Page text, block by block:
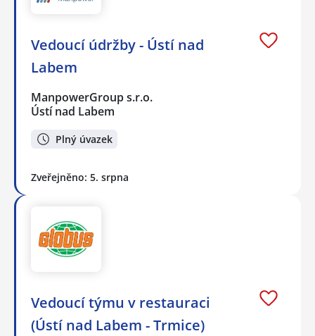
Vedoucí údržby - Ústí nad
Labem
ManpowerGroup s.r.o.
Ústí nad Labem
Plný úvazek
Zveřejněno: 5. srpna
Vedoucí týmu v restauraci
(Ústí nad Labem - Trmice)